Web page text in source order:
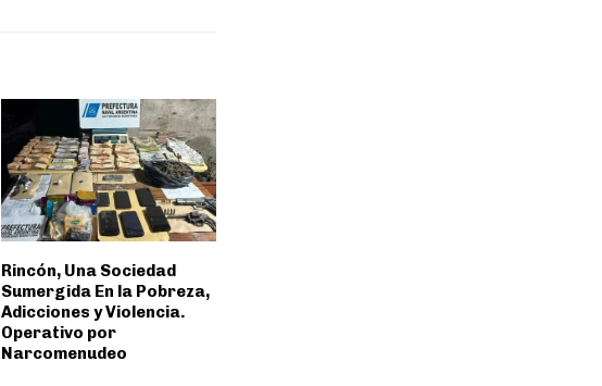
Rincón, Una Sociedad
Sumergida En la Pobreza,
Adicciones y Violencia.
Operativo por
Narcomenudeo